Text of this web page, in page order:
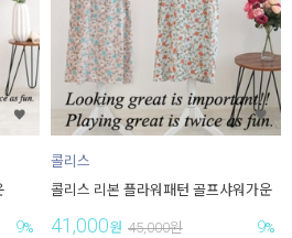
9%
콜리스
콜리스 리본 플라워패턴 골프샤워가운
41,000원 45,000원 9%